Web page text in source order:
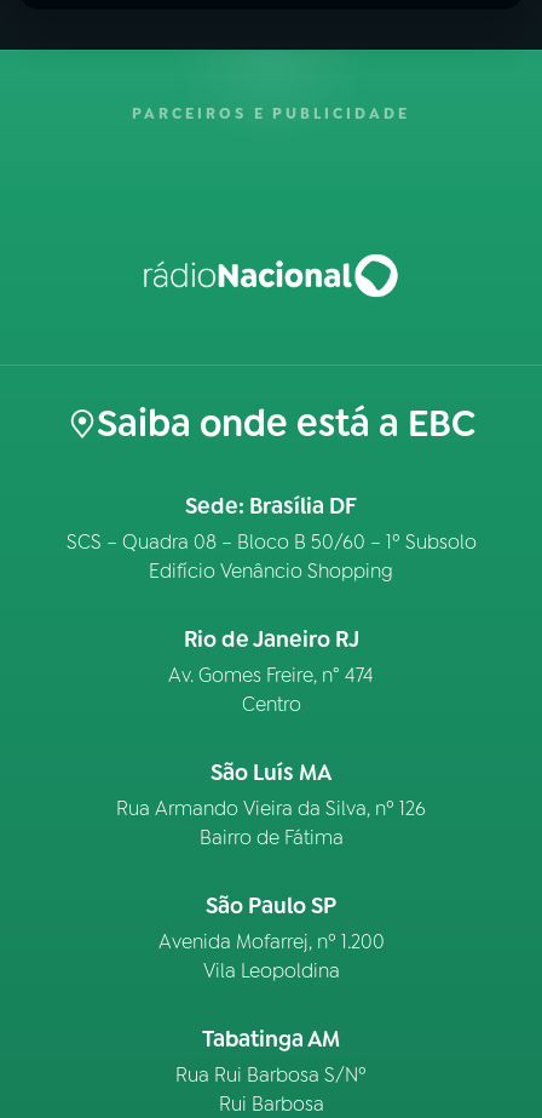
PARCEIROS E PUBLICIDADE
Saiba onde está a EBC
Sede: Brasília DF
SCS – Quadra 08 – Bloco B 50/60 – 1º Subsolo
Edifício Venâncio Shopping
Rio de Janeiro RJ
Av. Gomes Freire, n° 474
Centro
São Luís MA
Rua Armando Vieira da Silva, nº 126
Bairro de Fátima
São Paulo SP
Avenida Mofarrej, nº 1.200
Vila Leopoldina
Tabatinga AM
Rua Rui Barbosa S/Nº
Rui Barbosa